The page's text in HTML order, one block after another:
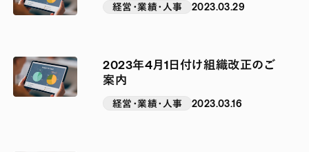
経営・業績・人事 2023.03.29
2023年4月1日付け組織改正のご
案内
経営・業績・人事 2023.03.16